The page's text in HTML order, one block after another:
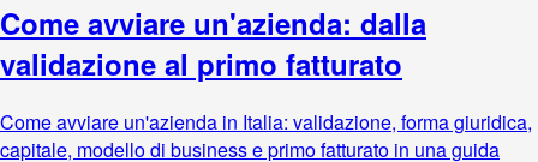
Come avviare un'azienda: dalla
validazione al primo fatturato
Come avviare un'azienda in Italia: validazione, forma giuridica,
capitale, modello di business e primo fatturato in una guida